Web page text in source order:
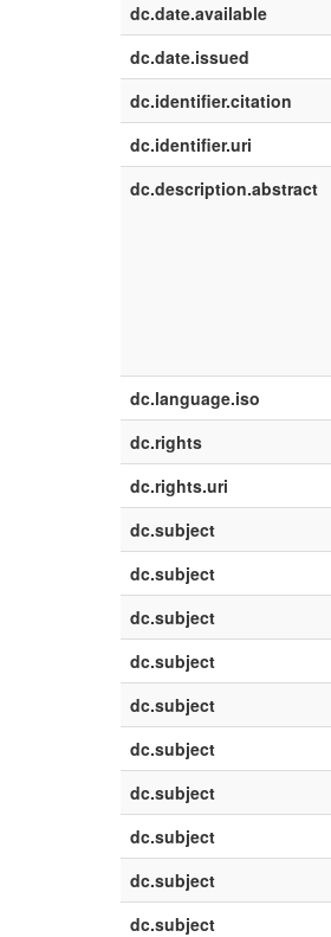
dc.date.available
dc.date.issued
dc.identifier.citation
dc.identifier.uri
dc.description.abstract
dc.language.iso
dc.rights
dc.rights.uri
dc.subject
dc.subject
dc.subject
dc.subject
dc.subject
dc.subject
dc.subject
dc.subject
dc.subject
dc.subject